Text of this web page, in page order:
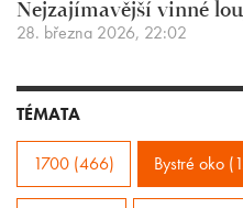
Nejzajímavější vinné
28. března 2026, 22:02
TÉMATA
1700 (466) Bystré oko